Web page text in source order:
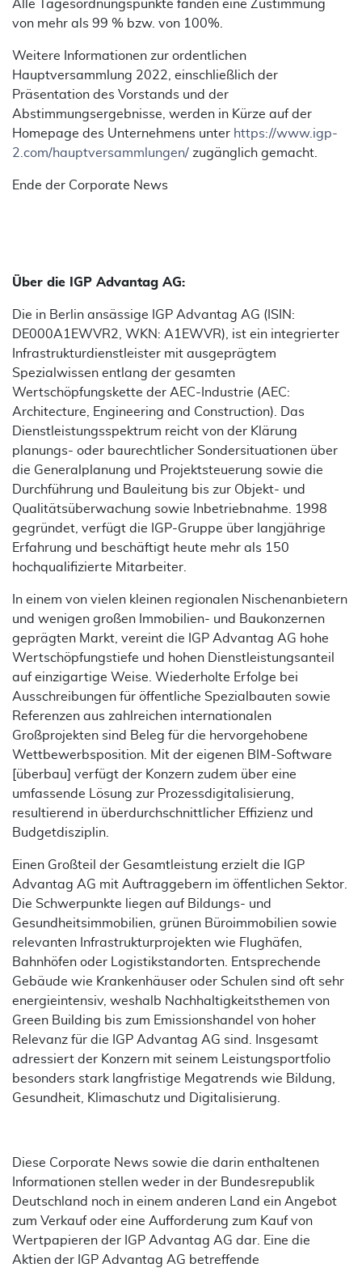
Alle Tagesordnungspunkte fanden eine Zustimmung
von mehr als 99 % bzw. von 100%.
Weitere Informationen zur ordentlichen
Hauptversammlung 2022, einschließlich der
Präsentation des Vorstands und der
Abstimmungsergebnisse, werden in Kürze auf der
Homepage des Unternehmens unter https://www.igp-
2.com/hauptversammlungen/ zugänglich gemacht.
Ende der Corporate News
Über die IGP Advantag AG:
Die in Berlin ansässige IGP Advantag AG (ISIN:
DE000A1EWVR2, WKN: A1EWVR), ist ein integrierter
Infrastrukturdienstleister mit ausgeprägtem
Spezialwissen entlang der gesamten
Wertschöpfungskette der AEC-Industrie (AEC:
Architecture, Engineering and Construction). Das
Dienstleistungsspektrum reicht von der Klärung
planungs- oder baurechtlicher Sondersituationen über
die Generalplanung und Projektsteuerung sowie die
Durchführung und Bauleitung bis zur Objekt- und
Qualitätsüberwachung sowie Inbetriebnahme. 1998
gegründet, verfügt die IGP-Gruppe über langjährige
Erfahrung und beschäftigt heute mehr als 150
hochqualifizierte Mitarbeiter.
In einem von vielen kleinen regionalen Nischenanbietern
und wenigen großen Immobilien- und Baukonzernen
geprägten Markt, vereint die IGP Advantag AG hohe
Wertschöpfungstiefe und hohen Dienstleistungsanteil
auf einzigartige Weise. Wiederholte Erfolge bei
Ausschreibungen für öffentliche Spezialbauten sowie
Referenzen aus zahlreichen internationalen
Großprojekten sind Beleg für die hervorgehobene
Wettbewerbsposition. Mit der eigenen BIM-Software
[überbau] verfügt der Konzern zudem über eine
umfassende Lösung zur Prozessdigitalisierung,
resultierend in überdurchschnittlicher Effizienz und
Budgetdisziplin.
Einen Großteil der Gesamtleistung erzielt die IGP
Advantag AG mit Auftraggebern im öffentlichen Sektor.
Die Schwerpunkte liegen auf Bildungs- und
Gesundheitsimmobilien, grünen Büroimmobilien sowie
relevanten Infrastrukturprojekten wie Flughäfen,
Bahnhöfen oder Logistikstandorten. Entsprechende
Gebäude wie Krankenhäuser oder Schulen sind oft sehr
energieintensiv, weshalb Nachhaltigkeitsthemen von
Green Building bis zum Emissionshandel von hoher
Relevanz für die IGP Advantag AG sind. Insgesamt
adressiert der Konzern mit seinem Leistungsportfolio
besonders stark langfristige Megatrends wie Bildung,
Gesundheit, Klimaschutz und Digitalisierung.
Diese Corporate News sowie die darin enthaltenen
Informationen stellen weder in der Bundesrepublik
Deutschland noch in einem anderen Land ein Angebot
zum Verkauf oder eine Aufforderung zum Kauf von
Wertpapieren der IGP Advantag AG dar. Eine die
Aktien der IGP Advantag AG betreffende